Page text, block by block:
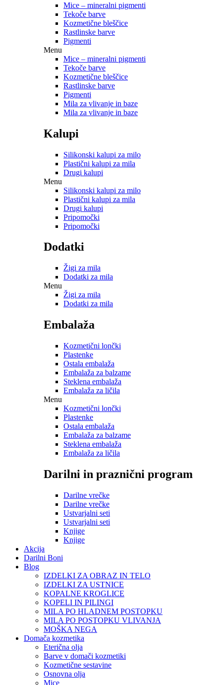
Mice – mineralni pigmenti
Tekoče barve
Kozmetične bleščice
Rastlinske barve
Pigmenti
Menu
Mice – mineralni pigmenti
Tekoče barve
Kozmetične bleščice
Rastlinske barve
Pigmenti
Mila za vlivanje in baze
Mila za vlivanje in baze
Kalupi
Silikonski kalupi za milo
Plastični kalupi za mila
Drugi kalupi
Menu
Silikonski kalupi za milo
Plastični kalupi za mila
Drugi kalupi
Pripomočki
Pripomočki
Dodatki
Žigi za mila
Dodatki za mila
Menu
Žigi za mila
Dodatki za mila
Embalaža
Kozmetični lončki
Plastenke
Ostala embalaža
Embalaža za balzame
Steklena embalaža
Embalaža za ličila
Menu
Kozmetični lončki
Plastenke
Ostala embalaža
Embalaža za balzame
Steklena embalaža
Embalaža za ličila
Darilni in praznični program
Darilne vrečke
Darilne vrečke
Ustvarjalni seti
Ustvarjalni seti
Knjige
Knjige
Akcija
Darilni Boni
Blog
IZDELKI ZA OBRAZ IN TELO
IZDELKI ZA USTNICE
KOPALNE KROGLICE
KOPELI IN PILINGI
MILA PO HLADNEM POSTOPKU
MILA PO POSTOPKU VLIVANJA
MOŠKA NEGA
Domača kozmetika
Eterična olja
Barve v domači kozmetiki
Kozmetične sestavine
Osnovna olja
Mice